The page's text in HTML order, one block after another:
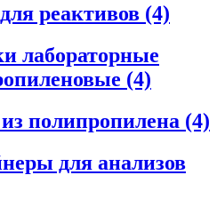
реактивов (4)
лабораторные
(4)
полипропилена (4)
для анализов